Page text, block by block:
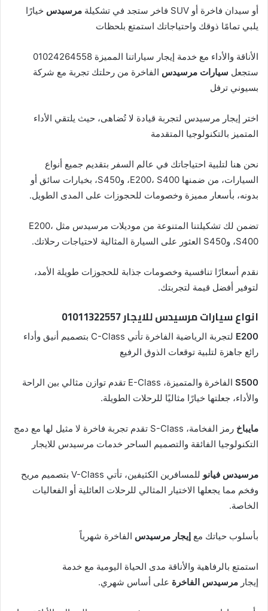
أو سيدان فاخرة أو SUV فاخر ستجد في تشكيلة مرسيدس خيارًا
يلبي تمامًا ذوقك واحتياجاتك استمتع بلحظات
الأناقة والأداء مع خدمة إيجار سياراتنا المميزة 01024264558
ستجعل سيارات مرسيدس الفاخرة من رحلتك تجربة مع شركة
بسيوني ترفل
اختر إيجار مرسيدس لتجربة قيادة لا تُضاهى، حيث يلتقي الأداء
المتميز بالتكنولوجيا المتقدمة
نحن هنا لتلبية احتياجاتك في عالم السفر بتقديم جميع أنواع
السيارات، من ضمنها E200، S400، وS450، بخيارات سائق أو
بدونه، بأسعار مميزة وخصومات للحجوزات على المدى الطويل.
تضمن لك تشكيلتنا المتنوعة من موديلات مرسيدس مثل E200،
S400، وS450 العثور على السيارة المثالية لاحتياجات رحلاتك.
نقدم أسعارًا تنافسية وخصومات جذابة للحجوزات طويلة الأمد،
لتوفير أفضل قيمة لتجربتك.
انواع سيارات مرسيدس للايجار 01011322557
E200
لتجربة الرياضية الفاخرة تأتي C-Class بتصميم أنيق وأداء
رائع جاهزة لتلبية توقعات الذوق الرفيع
S500
الفاخرة والمتميزة، E-Class تقدم توازن مثالي بين الراحة
والأداء، جعلتها خيارًا مثاليًا للرحلات الطويلة.
مايباخ
رمز الفخامة، S-Class تقدم تجربة فاخرة لا مثيل لها مع دمج
التكنولوجيا الفائقة والتصميم الساحر خدمات مرسيدس للايجار
مرسيدس فيانو
للمسافرين الكثيفين، تأتي V-Class بتصميم مريح
وفخم مما يجعلها الاختيار المثالي للرحلات العائلية أو الفعاليات
الخاصة.
بأسلوب حياتك مع إيجار مرسيدس الفاخرة شهرياً
استمتع بالرفاهية والأناقة مدى الحياة اليومية مع خدمة
إيجار مرسيدس الفاخرة على أساس شهري.